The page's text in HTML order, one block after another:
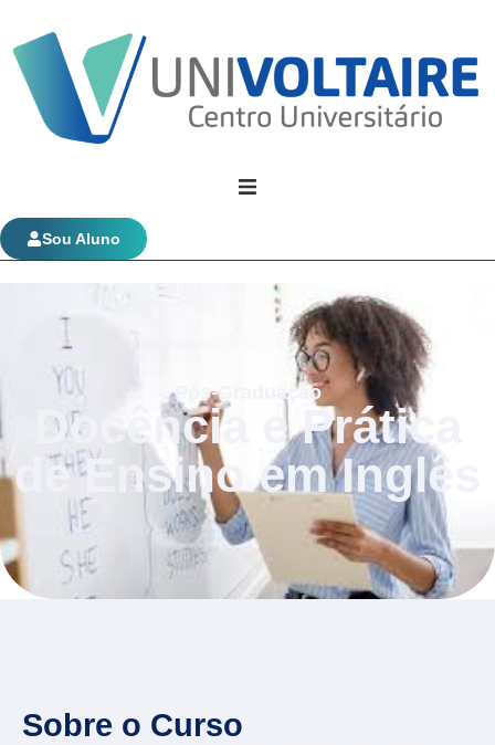
Univoltaire
Evolução Funcional
Sou Aluno
Pós-Graduação
Docência e Prática
de Ensino em Inglês
Sobre o Curso